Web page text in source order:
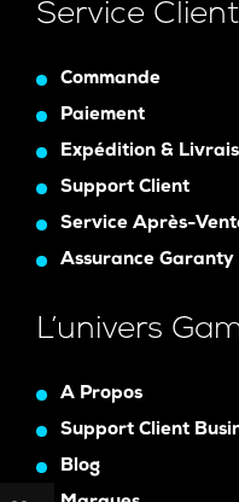
Service Client
Commande
Paiement
Expédition &
Support Client
Service Après-
Assurance Garanty
L’univers
A Propos
Support Client
Blog